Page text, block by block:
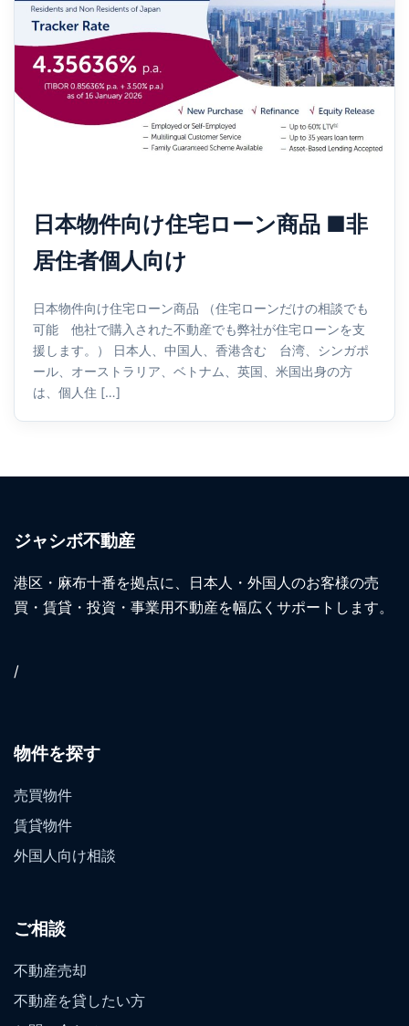
日本物件向け住宅ローン商品 ■非
居住者個人向け
日本物件向け住宅ローン商品 （住宅ローンだけの相談でも
可能 他社で購入された不動産でも弊社が住宅ローンを支
援します。） 日本人、中国人、香港含む 台湾、シンガポ
ール、オーストラリア、ベトナム、英国、米国出身の方
は、個人住 […]
ジャシボ不動産
港区・麻布十番を拠点に、日本人・外国人のお客様の売
買・賃貸・投資・事業用不動産を幅広くサポートします。
/
物件を探す
売買物件
賃貸物件
外国人向け相談
ご相談
不動産売却
不動産を貸したい方